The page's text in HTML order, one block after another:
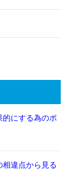
的にする為のポ
相違点から見る